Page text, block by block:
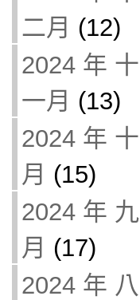
二月 (12)
2024 年 十
一月 (13)
2024 年 十
月 (15)
2024 年 九
月 (17)
2024 年 八